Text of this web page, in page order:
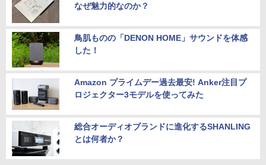
なぜ魅力的なのか？
鳥肌ものの「DENON HOME」サウンドを体感
した！
Amazon プライムデー過去最安! Anker注目プ
ロジェクター3モデルを使ってみた
総合オーディオブランドに進化するSHANLING
とは何者か？